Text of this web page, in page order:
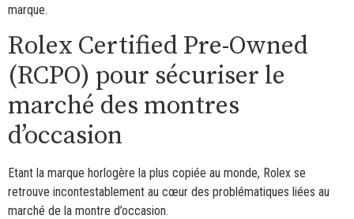
marque.
Rolex Certified Pre-Owned
(RCPO) pour sécuriser le
marché des montres
d’occasion
Etant la marque horlogère la plus copiée au monde, Rolex se
retrouve incontestablement au cœur des problématiques liées au
marché de la montre d’occasion.